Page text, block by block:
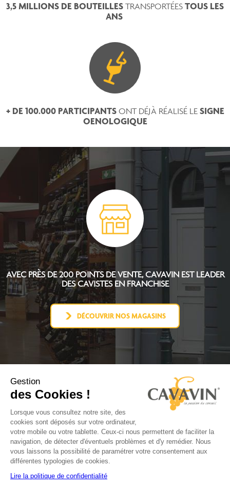
3,5 MILLIONS DE BOUTEILLES TRANSPORTÉES TOUS LES
ANS
+ DE 100.000 PARTICIPANTSONT DÉJÀ RÉALISÉ LE SIGNE
OENOLOGIQUE
AVEC PRÈS DE 200 POINTS DE VENTE, CAVAVIN ESTLEADER
DES CAVISTES EN FRANCHISE
DÉCOUVRIR NOS MAGASINS
L'UNIVERS CAVAVIN
DEVENIR CAVISTE
ACTUALITÉS
CONTACT
FACEBOOK
YOUTUBE
LINKEDIN
INSTAGRAM
Gestion
des Cookies !
Lorsque vous consultez notre site, des
cookies sont déposés sur votre ordinateur,
votre mobile ou votre tablette. Ceux-ci nous permettent de faciliter la
navigation, de détecter d'éventuels problèmes et d'y remédier. Nous
vous laissons la possibilité de paramétrer votre consentement aux
différentes typologies de cookies.
Lire la politique de confidentialité